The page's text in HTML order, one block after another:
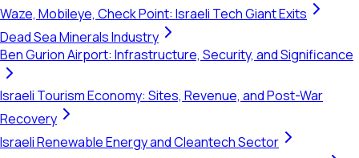
Waze, Mobileye, Check Point: Israeli Tech Giant Exits
Dead Sea Minerals Industry
Ben Gurion Airport: Infrastructure, Security, and Significance
Israeli Tourism Economy: Sites, Revenue, and Post-War
Recovery
Israeli Renewable Energy and Cleantech Sector